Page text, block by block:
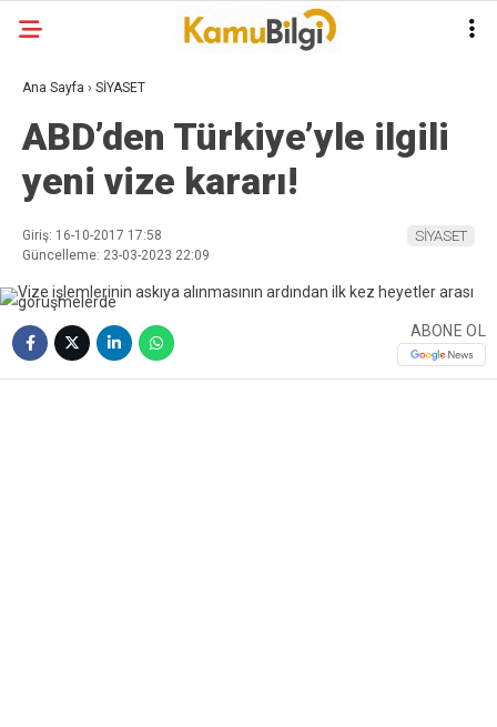
Ana Sayfa › SİYASET
ABD’den Türkiye’yle ilgili
yeni vize kararı!
Giriş: 16-10-2017 17:58
Güncelleme: 23-03-2023 22:09
SİYASET
ABONE OL